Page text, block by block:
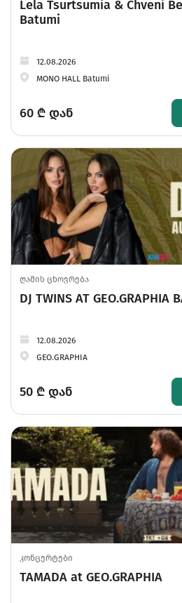
Lela Tsurtsumia & Chveni
Batumi
12.08.2026
MONO HALL Batumi
60 ₾ დან
ღამის ცხოვრება
DJ TWINS AT GEO.GRAPHIA
12.08.2026
GEO.GRAPHIA
50 ₾ დან
კონცერტები
TAMADA at GEO.GRAPHIA